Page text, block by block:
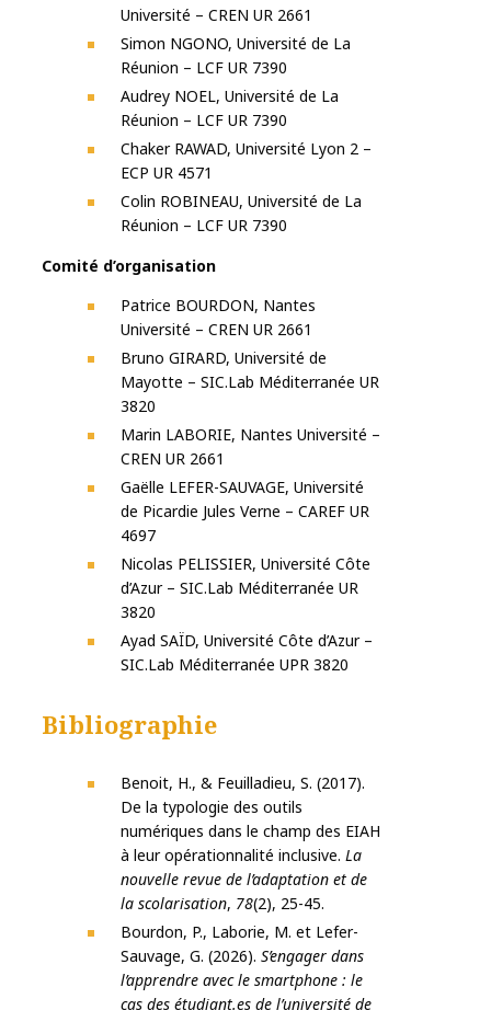
Université – CREN UR 2661
Simon NGONO, Université de La
Réunion – LCF UR 7390
Audrey NOEL, Université de La
Réunion – LCF UR 7390
Chaker RAWAD, Université Lyon 2 –
ECP UR 4571
Colin ROBINEAU, Université de La
Réunion – LCF UR 7390
Comité d’organisation
Patrice BOURDON, Nantes
Université – CREN UR 2661
Bruno GIRARD, Université de
Mayotte – SIC.Lab Méditerranée UR
3820
Marin LABORIE, Nantes Université –
CREN UR 2661
Gaëlle LEFER-SAUVAGE, Université
de Picardie Jules Verne – CAREF UR
4697
Nicolas PELISSIER, Université Côte
d’Azur – SIC.Lab Méditerranée UR
3820
Ayad SAÏD, Université Côte d’Azur –
SIC.Lab Méditerranée UPR 3820
Bibliographie
Benoit, H., & Feuilladieu, S. (2017).
De la typologie des outils
numériques dans le champ des EIAH
à leur opérationnalité inclusive. La
nouvelle revue de l’adaptation et de
la scolarisation, 78(2), 25-45.
Bourdon, P., Laborie, M. et Lefer-
Sauvage, G. (2026). S’engager dans
l’apprendre avec le smartphone : le
cas des étudiant.es de l’université de